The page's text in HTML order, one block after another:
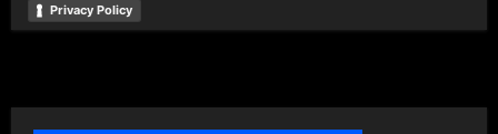
Privacy Policy